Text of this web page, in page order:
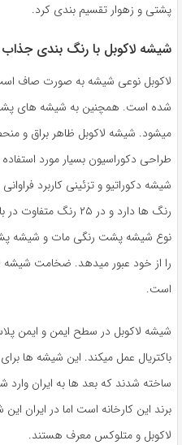
پشتی و زهوار تقسیم بندی کرد.
شیشه لاکوبل با رنگ بندی جذاب
لاکوبل نوعی شیشه به صورت صاف
شده است. همچنین به شیشه های
میشود. شیشه لاکوبل ظاهر براق و
طراحی دکوراسیون بسیار مورد
شیشه دکوراتیو و تزئینی کاربرد
رنگ ها دارد و در ۲۵
نوع شیشه پشت رنگی مات و شیشه
را از خود عبور میدهد. ضخامت شیشه
است.
شیشه لاکوبل در سطح ایمن و ایمن
باکتریال عمل میکند. این شیشه ها
ساخته شدند که بعد ها به ایران وارد
برند این کارخانه است اما در ایران
لاکوبل و متلوکس معرف هستند.